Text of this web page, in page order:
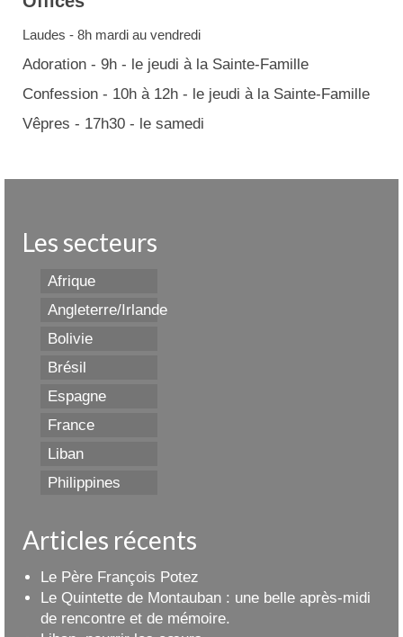
Laudes - 8h mardi au vendredi
Adoration - 9h - le jeudi à la Sainte-Famille
Confession - 10h à 12h - le jeudi à la Sainte-Famille
Vêpres - 17h30 - le samedi
Les secteurs
Afrique
Angleterre/Irlande
Bolivie
Brésil
Espagne
France
Liban
Philippines
Articles récents
Le Père François Potez
Le Quintette de Montauban : une belle après-midi
de rencontre et de mémoire.